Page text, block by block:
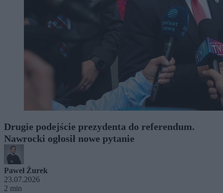
Drugie podejście prezydenta do referendum.
Nawrocki ogłosił nowe pytanie
Paweł Żurek
23.07.2026
2 min